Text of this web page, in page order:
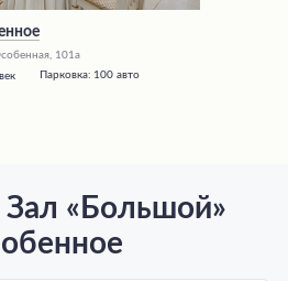
101а
Парковка: 100 авто
«Большой»